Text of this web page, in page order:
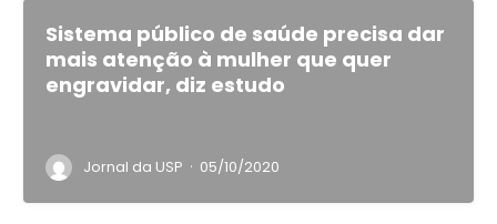
Sistema público de saúde precisa dar
mais atenção à mulher que quer
engravidar, diz estudo
Jornal da USP · 05/10/2020